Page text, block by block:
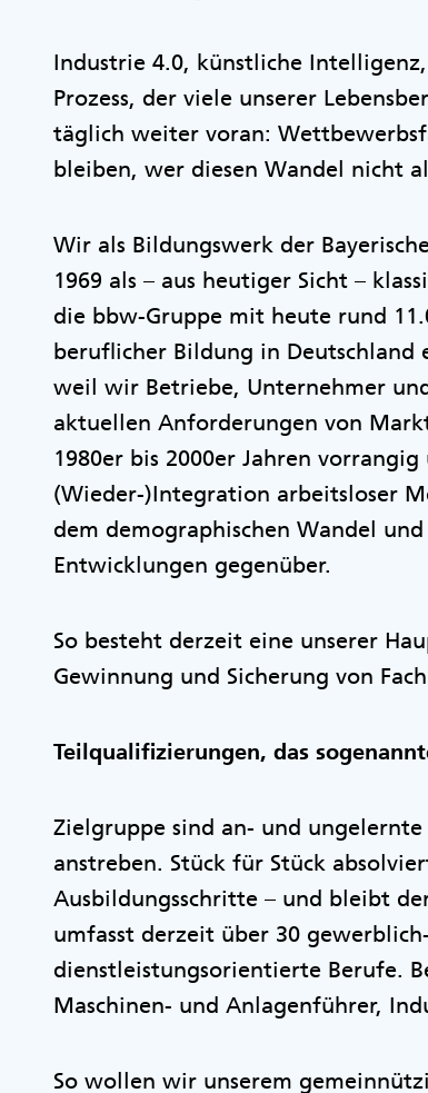
Industrie 4.0, künstliche
Prozess, der viele unserer
täglich weiter voran:
bleiben, wer diesen Wandel nicht
Wir als Bildungswerk der
1969 als – aus heutiger Sicht –
die bbw-Gruppe mit heute rund
beruflicher Bildung in
weil wir Betriebe, Unternehmer
aktuellen Anforderungen von
1980er bis 2000er Jahren
(Wieder-)Integration arbeitsloser
dem demographischen Wandel
Entwicklungen gegenüber.
So besteht derzeit eine unserer
Gewinnung und Sicherung von
Teilqualifizierungen, das
Zielgruppe sind an- und
anstreben. Stück für Stück
Ausbildungsschritte – und bleibt
umfasst derzeit über 30
dienstleistungsorientierte Berufe.
Maschinen- und Anlagenführer,
So wollen wir unserem